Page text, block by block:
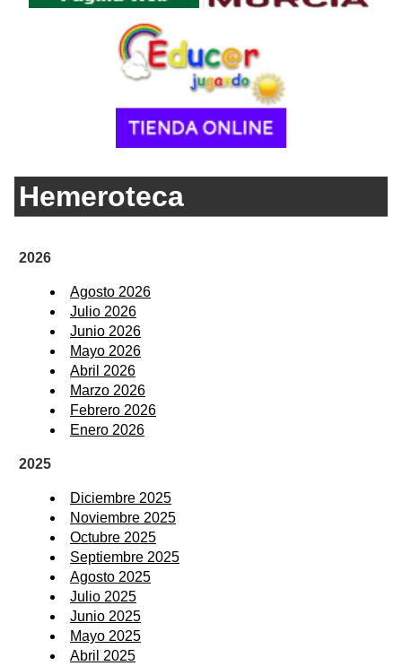
Hemeroteca
2026
Agosto 2026
Julio 2026
Junio 2026
Mayo 2026
Abril 2026
Marzo 2026
Febrero 2026
Enero 2026
2025
Diciembre 2025
Noviembre 2025
Octubre 2025
Septiembre 2025
Agosto 2025
Julio 2025
Junio 2025
Mayo 2025
Abril 2025